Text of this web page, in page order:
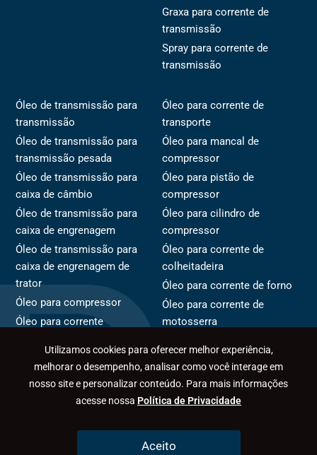
Graxa para corrente de
transmissão
Spray para corrente de
transmissão
Óleo de transmissão para
transmissão
Óleo de transmissão para
transmissão pesada
Óleo de transmissão para
caixa de câmbio
Óleo de transmissão para
caixa de engrenagem
Óleo de transmissão para
caixa de engrenagem de
trator
Óleo para compressor
Óleo para corrente
compressor
Óleo para corrente de
transporte
Óleo para mancal de
compressor
Óleo para pistão de
compressor
Óleo para cilindro de
compressor
Óleo para corrente de
colheitadeira
Óleo para corrente de forno
Óleo para corrente de
motosserra
transportador
Desenvolvido por
Utilizamos cookies para oferecer melhor experiência,
melhorar o desempenho, analisar como você interage em
nosso site e personalizar conteúdo. Para mais informações
acesse nossa Política de Privacidade
Aceito